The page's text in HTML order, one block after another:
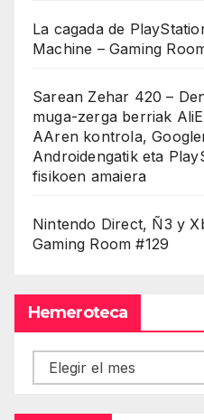
La cagada de
Machine – Gaming
Sarean Zehar 420 –
muga-zerga berriak
AAren kontrola,
Androidengatik eta
fisikoen amaiera
Nintendo Direct, Ñ3 y
Gaming Room #129
Hemeroteca
Hemeroteca